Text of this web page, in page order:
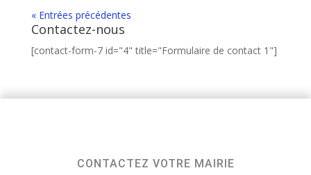
« Entrées précédentes
Contactez-nous
[contact-form-7 id="4" title="Formulaire de contact 1"]
CONTACTEZ VOTRE MAIRIE